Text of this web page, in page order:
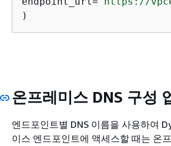
)
온프레미스 DNS 구성
엔드포인트별 DNS 이름을 사용하여
이스 엔드포인트에 액세스할 때는 온